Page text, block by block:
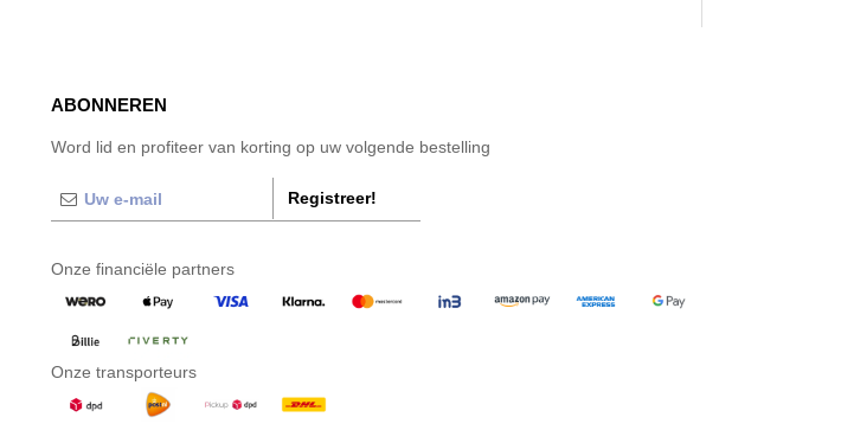
ABONNEREN
Word lid en profiteer van korting op uw volgende bestelling
Registreer!
Onze financiële partners
Onze transporteurs